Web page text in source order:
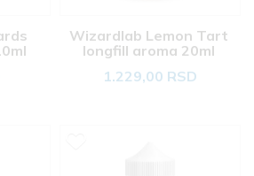
Wizardlab Lemon Tart
longfill aroma 20ml
1.229,00 RSD